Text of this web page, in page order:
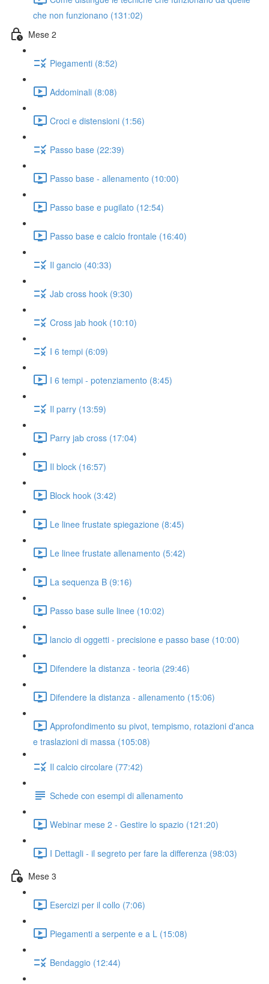
che non funzionano (131:02)
Mese 2
Piegamenti (8:52)
Addominali (8:08)
Croci e distensioni (1:56)
Passo base (22:39)
Passo base - allenamento (10:00)
Passo base e pugilato (12:54)
Passo base e calcio frontale (16:40)
Il gancio (40:33)
Jab cross hook (9:30)
Cross jab hook (10:10)
I 6 tempi (6:09)
I 6 tempi - potenziamento (8:45)
Il parry (13:59)
Parry jab cross (17:04)
Il block (16:57)
Block hook (3:42)
Le linee frustate spiegazione (8:45)
Le linee frustate allenamento (5:42)
La sequenza B (9:16)
Passo base sulle linee (10:02)
lancio di oggetti - precisione e passo base (10:00)
Difendere la distanza - teoria (29:46)
Difendere la distanza - allenamento (15:06)
Approfondimento su pivot, tempismo, rotazioni d'anca
e traslazioni di massa (105:08)
Il calcio circolare (77:42)
Schede con esempi di allenamento
Webinar mese 2 - Gestire lo spazio (121:20)
I Dettagli - il segreto per fare la differenza (98:03)
Mese 3
Esercizi per il collo (7:06)
Piegamenti a serpente e a L (15:08)
Bendaggio (12:44)